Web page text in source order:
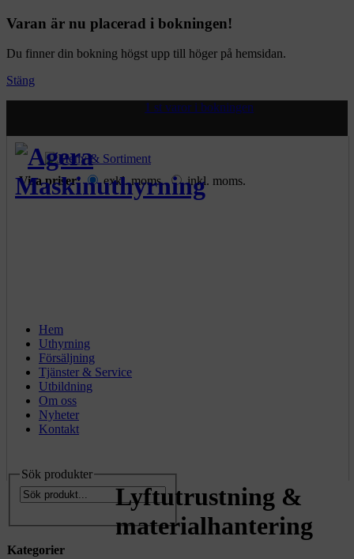
Varan är nu placerad i bokningen!
Du finner din bokning högst upp till höger på hemsidan.
Stäng
1 st varor i bokningen
Visa priser: exkl. moms. inkl. moms.
Hem
Uthyrning
Försäljning
Tjänster & Service
Utbildning
Om oss
Nyheter
Kontakt
Sök produkter
Kategorier
Lyftutrustning &
materialhantering